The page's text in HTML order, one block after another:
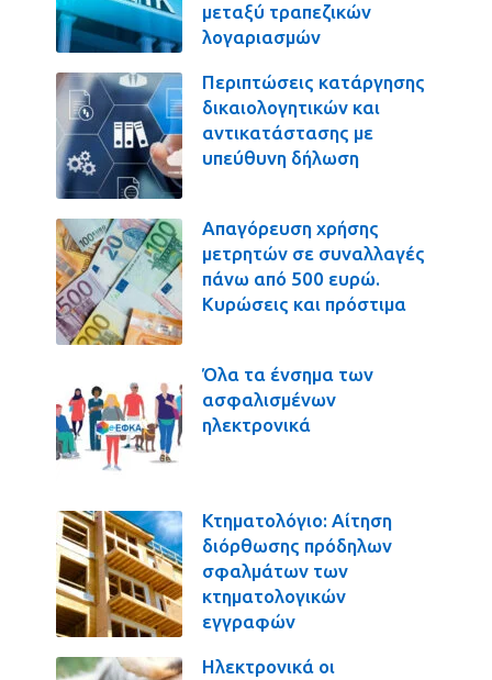
μεταξύ τραπεζικών
λογαριασμών
Περιπτώσεις κατάργησης
δικαιολογητικών και
αντικατάστασης με
υπεύθυνη δήλωση
Απαγόρευση χρήσης
μετρητών σε συναλλαγές
πάνω από 500 ευρώ.
Κυρώσεις και πρόστιμα
Όλα τα ένσημα των
ασφαλισμένων
ηλεκτρονικά
Κτηματολόγιο: Αίτηση
διόρθωσης πρόδηλων
σφαλμάτων των
κτηματολογικών
εγγραφών
Ηλεκτρονικά οι